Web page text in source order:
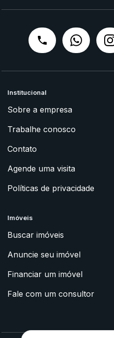
Institucional
Sobre a empresa
Trabalhe conosco
Contato
Agende uma visita
Políticas de privacidade
Imóveis
Buscar imóveis
Anuncie seu imóvel
Financiar um imóvel
Fale com um consultor